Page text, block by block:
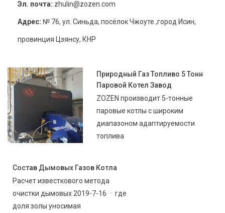
Эл. почта: zhulin@zozen.com
Адрес: № 76, ул. Синьда, посёлок Чжоуте ,город Исин,
провинция Цзянсу, КНР
Природный Газ Топливо 5 Тонн
Паровой Котел Завод
ZOZEN производит 5-тонные
паровые котлы с широким
диапазоном адаптируемости
топлива
Состав Дымовых Газов Котла
Расчет известкового метода
очистки дымовых 2019-7-16 · где
доля золы уносимая